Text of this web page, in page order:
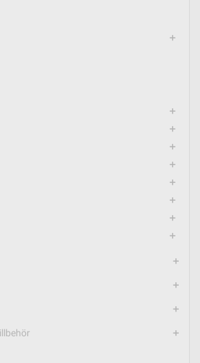
add
add
add
add
add
add
add
add
add
add
add
add
add